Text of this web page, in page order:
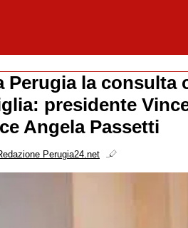
Perugia la consulta
presidente
Angela Passetti
Perugia24.net